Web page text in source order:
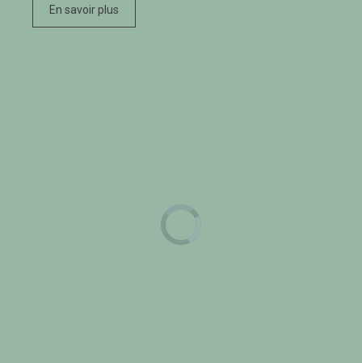
En savoir plus